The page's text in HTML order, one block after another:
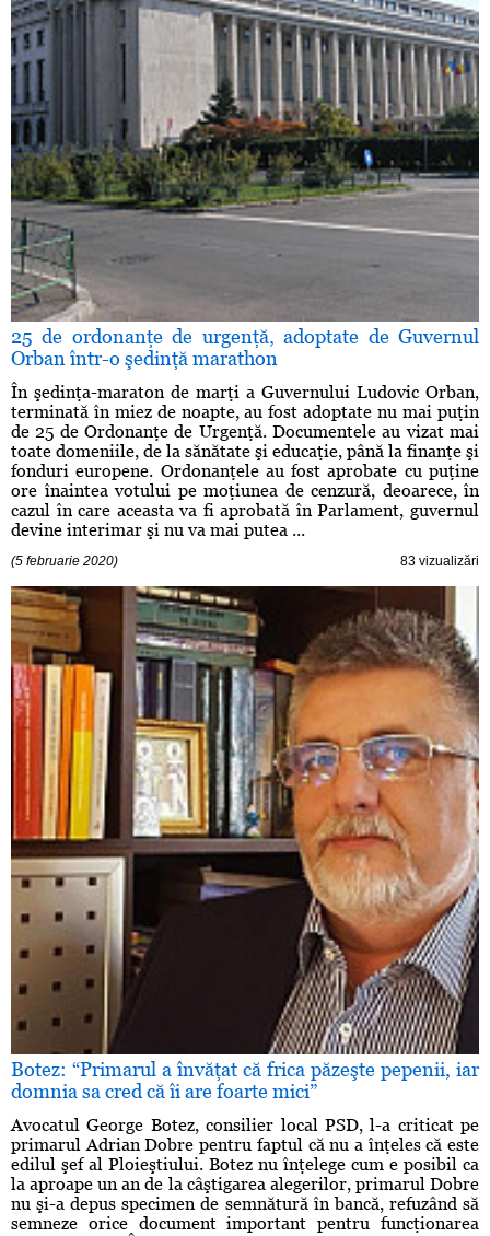
25 de ordonanţe de urgenţă, adoptate de Guvernul
Orban într-o şedinţă marathon
În şedinţa-maraton de marţi a Guvernului Ludovic Orban,
terminată în miez de noapte, au fost adoptate nu mai puţin
de 25 de Ordonanţe de Urgenţă. Documentele au vizat mai
toate domeniile, de la sănătate şi educaţie, până la finanţe şi
fonduri europene. Ordonanţele au fost aprobate cu puţine
ore înaintea votului pe moţiunea de cenzură, deoarece, în
cazul în care aceasta va fi aprobată în Parlament, guvernul
devine interimar şi nu va mai putea ...
(5 februarie 2020) 83 vizualizări
Botez: “Primarul a învăţat că frica păzeşte pepenii, iar
domnia sa cred că îi are foarte mici”
Avocatul George Botez, consilier local PSD, l-a criticat pe
primarul Adrian Dobre pentru faptul că nu a înţeles că este
edilul şef al Ploieştiului. Botez nu înţelege cum e posibil ca
la aproape un an de la câştigarea alegerilor, primarul Dobre
nu şi-a depus specimen de semnătură în bancă, refuzând să
semneze orice document important pentru funcţionarea